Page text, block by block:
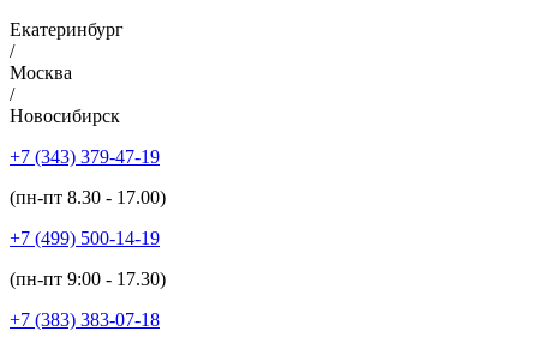
Екатеринбург
/
Москва
/
Новосибирск
+7 (343) 379-47-19
(пн-пт 8.30 - 17.00)
+7 (499) 500-14-19
(пн-пт 9:00 - 17.30)
+7 (383) 383-07-18